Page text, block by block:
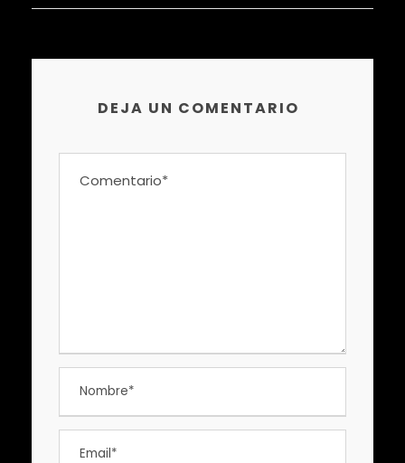
DEJA UN COMENTARIO